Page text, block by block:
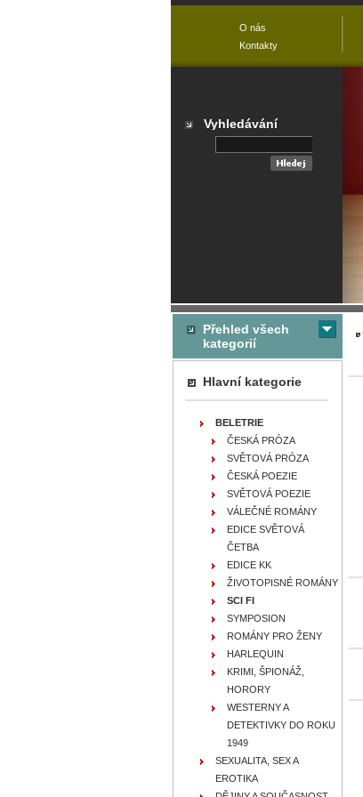
Přehled všech
kategorií
Hlavní kategorie
BELETRIE
ČESKÁ PRÓZA
SVĚTOVÁ PRÓZA
ČESKÁ POEZIE
SVĚTOVÁ POEZIE
VÁLEČNÉ ROMÁNY
EDICE SVĚTOVÁ
ČETBA
EDICE KK
ŽIVOTOPISNÉ ROMÁNY
SCI FI
SYMPOSION
ROMÁNY PRO ŽENY
HARLEQUIN
KRIMI, ŠPIONÁŽ,
HORORY
WESTERNY A
DETEKTIVKY DO ROKU
1949
SEXUALITA, SEX A
EROTIKA
O nás
Kontakty
Vyhledávání